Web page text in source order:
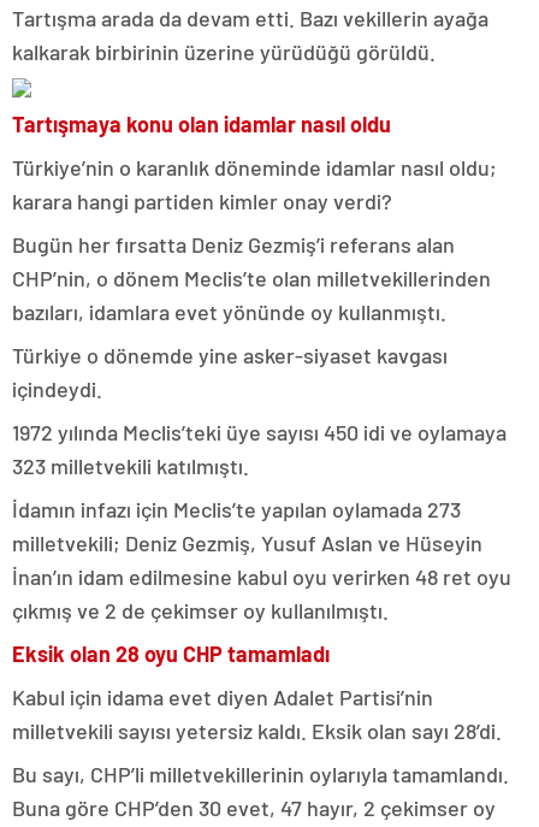
Tartışma arada da devam etti. Bazı vekillerin ayağa
kalkarak birbirinin üzerine yürüdüğü görüldü.
Tartışmaya konu olan idamlar nasıl oldu
Türkiye’nin o karanlık döneminde idamlar nasıl oldu;
karara hangi partiden kimler onay verdi?
Bugün her fırsatta Deniz Gezmiş’i referans alan
CHP’nin, o dönem Meclis’te olan milletvekillerinden
bazıları, idamlara evet yönünde oy kullanmıştı.
Türkiye o dönemde yine asker-siyaset kavgası
içindeydi.
1972 yılında Meclis’teki üye sayısı 450 idi ve oylamaya
323 milletvekili katılmıştı.
İdamın infazı için Meclis’te yapılan oylamada 273
milletvekili; Deniz Gezmiş, Yusuf Aslan ve Hüseyin
İnan’ın idam edilmesine kabul oyu verirken 48 ret oyu
çıkmış ve 2 de çekimser oy kullanılmıştı.
Eksik olan 28 oyu CHP tamamladı
Kabul için idama evet diyen Adalet Partisi’nin
milletvekili sayısı yetersiz kaldı. Eksik olan sayı 28’di.
Bu sayı, CHP’li milletvekillerinin oylarıyla tamamlandı.
Buna göre CHP’den 30 evet, 47 hayır, 2 çekimser oy